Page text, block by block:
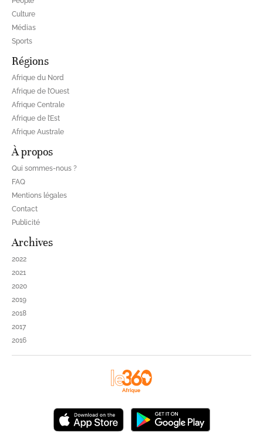
Culture
Médias
Sports
Régions
Afrique du Nord
Afrique de l’Ouest
Afrique Centrale
Afrique de l’Est
Afrique Australe
À propos
Qui sommes-nous ?
FAQ
Mentions légales
Contact
Publicité
Archives
2022
2021
2020
2019
2018
2017
2016